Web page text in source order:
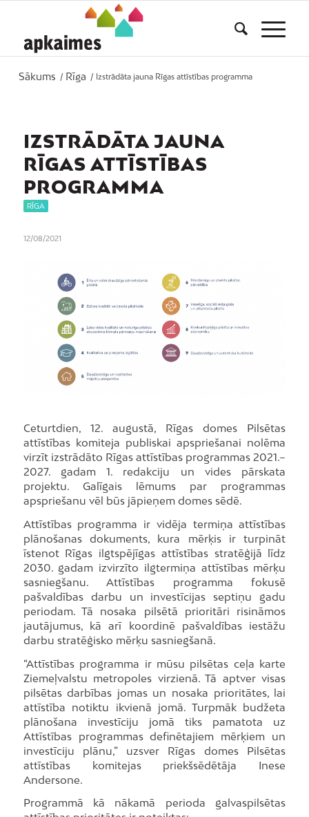
Sākums / Rīga / Izstrādāta jauna Rīgas attīstības programma
IZSTRĀDĀTA JAUNA
RĪGAS ATTĪSTĪBAS
PROGRAMMA
RĪGA
12/08/2021
Ceturtdien, 12. augustā, Rīgas domes Pilsētas
attīstības komiteja publiskai apspriešanai nolēma
virzīt izstrādāto Rīgas attīstības programmas 2021.–
2027. gadam 1. redakciju un vides pārskata
projektu. Galīgais lēmums par programmas
apspriešanu vēl būs jāpieņem domes sēdē.
Attīstības programma ir vidēja termiņa attīstības
plānošanas dokuments, kura mērķis ir turpināt
īstenot Rīgas ilgtspējīgas attīstības stratēģijā līdz
2030. gadam izvirzīto ilgtermiņa attīstības mērķu
sasniegšanu. Attīstības programma fokusē
pašvaldības darbu un investīcijas septiņu gadu
periodam. Tā nosaka pilsētā prioritāri risināmos
jautājumus, kā arī koordinē pašvaldības iestāžu
darbu stratēģisko mērķu sasniegšanā.
“Attīstības programma ir mūsu pilsētas ceļa karte
Ziemeļvalstu metropoles virzienā. Tā aptver visas
pilsētas darbības jomas un nosaka prioritātes, lai
attīstība notiktu ikvienā jomā. Turpmāk budžeta
plānošana investīciju jomā tiks pamatota uz
Attīstības programmas definētajiem mērķiem un
investīciju plānu,” uzsver Rīgas domes Pilsētas
attīstības komitejas priekšsēdētāja Inese
Andersone.
Programmā kā nākamā perioda galvaspilsētas